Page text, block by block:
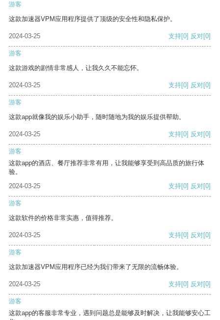
游客
这款加速器VPM应用程序提供了顶级的安全性和隐私保护。
2024-03-25 支持[0] 反对[0]
游客
这款游戏的剧情非常感人，让我久久不能忘怀。
2024-03-25 支持[0] 反对[0]
游客
这款app就像我的娱乐小助手，随时随地为我的娱乐提供帮助。
2024-03-25 支持[0] 反对[0]
游客
这款app的酒店、餐厅推荐非常有用，让我能够享受到高品质的旅行体
验。
2024-03-25
支持[0] 反对[0]
游客
这款软件的价格非常实惠，值得推荐。
2024-03-25 支持[0] 反对[0]
游客
这款加速器VPM应用程序已经为我们带来了无限的流畅体验。
2024-03-25 支持[0] 反对[0]
游客
这款app的客服非常专业，遇到问题总是能够及时解决，让我能够安心工